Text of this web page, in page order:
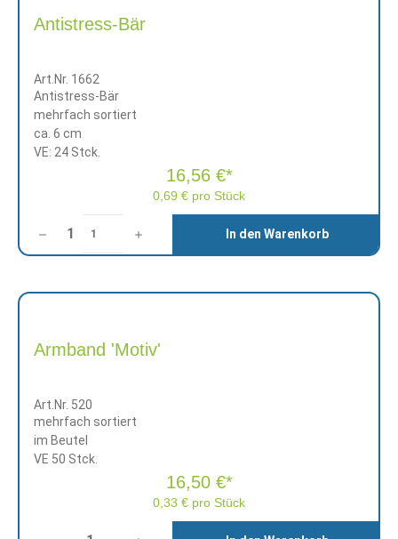
Antistress-Bär
Art.Nr. 1662
Antistress-Bär
mehrfach sortiert
ca. 6 cm
VE: 24 Stck.
0,69 € pro Stück
16,56 €*
1 In den Warenkorb
Armband 'Motiv'
Art.Nr. 520
mehrfach sortiert
im Beutel
VE 50 Stck.
0,33 € pro Stück
16,50 €*